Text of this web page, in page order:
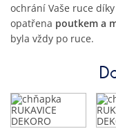
ochrání Vaše ruce díky
opatřena poutkem a
byla vždy po ruce.